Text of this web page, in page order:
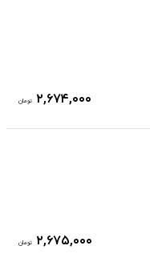
۲,۶۷۴,۰۰۰ تومان
۲,۶۷۵,۰۰۰ تومان